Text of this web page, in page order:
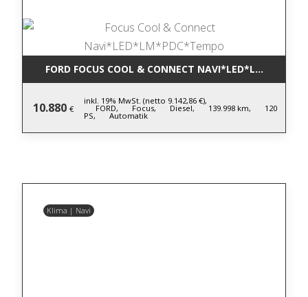
FORD FOCUS COOL & CONNECT
10.880 €
inkl. 19% MwSt. (netto 9.142,86 €),
FORD, Focus, Diesel, 139.998 km, 120
PS, Automatik
Klima | Navi